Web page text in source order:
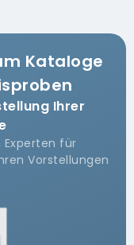
Kataloge
Ihrer
Experten für
Vorstellungen